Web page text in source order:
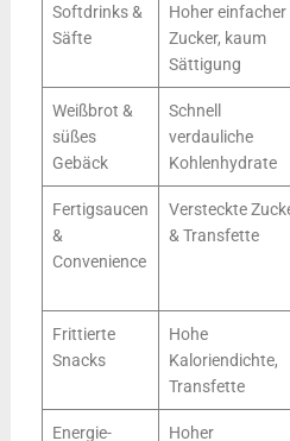
Softdrinks &
Säfte
Hoher einfacher
Zucker, kaum
Sättigung
Weißbrot &
süßes
Gebäck
Schnell
verdauliche
Kohlenhydrate
Fertigsaucen
&
Convenience
Versteckte
& Transfette
Frittierte
Snacks
Hohe
Kaloriendichte,
Transfette
Energie-
Hoher